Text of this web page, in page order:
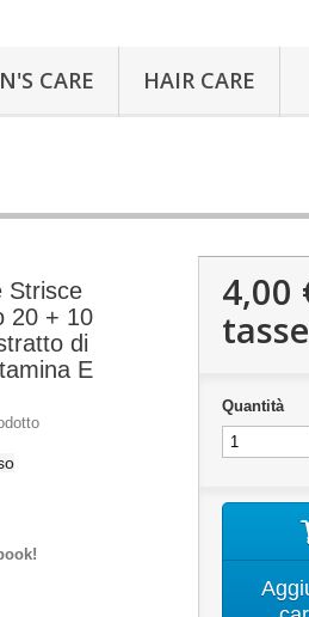
CARE HAIR CARE
Strisce
20 + 10
di
E
4,00
Quantità